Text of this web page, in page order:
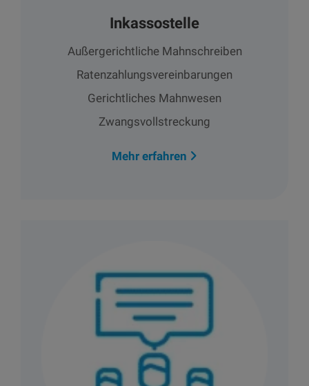
Inkassostelle
Außergerichtliche Mahnschreiben
Ratenzahlungsvereinbarungen
Gerichtliches Mahnwesen
Zwangsvollstreckung
Mehr erfahren